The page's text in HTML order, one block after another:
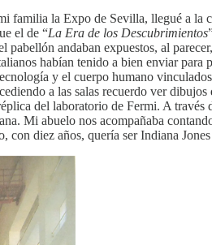
familia la Expo de Sevilla, llegué a
el de “La Era de los Descubrimientos
pabellón andaban expuestos, al
habían tenido a bien enviar para
y el cuerpo humano
a las salas recuerdo ver dibujos
del laboratorio de Fermi. A
Mi abuelo nos acompañaba
diez años, quería ser Indiana